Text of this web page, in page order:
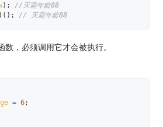
) ;
//灭霸年龄88
( ) ; // 灭霸年龄88
，必须调用它才会被执行。
= 6;